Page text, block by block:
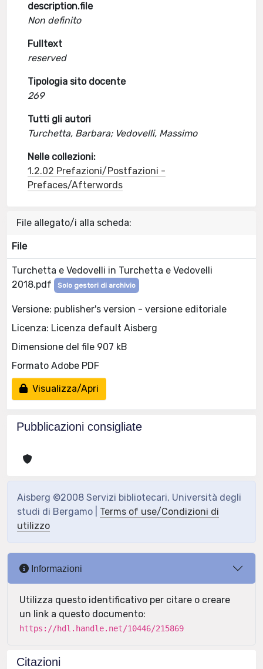
description.file
Non definito
Fulltext
reserved
Tipologia sito docente
269
Tutti gli autori
Turchetta, Barbara; Vedovelli, Massimo
Nelle collezioni:
1.2.02 Prefazioni/Postfazioni -
Prefaces/Afterwords
File allegato/i alla scheda:
File
Turchetta e Vedovelli in Turchetta e Vedovelli
2018.pdf
Solo gestori di archivio
Versione: publisher's version - versione editoriale
Licenza: Licenza default Aisberg
Dimensione del file 907 kB
Formato Adobe PDF
Visualizza/Apri
Pubblicazioni consigliate
Aisberg ©2008 Servizi bibliotecari, Università degli
studi di Bergamo | Terms of use/Condizioni di
utilizzo
Informazioni
Utilizza questo identificativo per citare o creare
un link a questo documento:
https://hdl.handle.net/10446/215869
Citazioni